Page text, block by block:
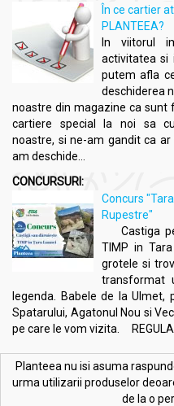
În ce cartier
PLANTEEA?
In viitorul
activitatea si
putem afla
deschiderea
noastre din magazine ca sunt
cartiere special la noi sa
noastre, si ne-am gandit ca
am deschide...
CONCURSURI:
Concurs
Rupestre"
Castiga
TIMP in
grotele si
transformat
legenda. Babele de la Ulmet,
Spatarului, Agatonul Nou si
pe care le vom vizita.
Planteea nu isi asuma
urma utilizarii produselor
de la o